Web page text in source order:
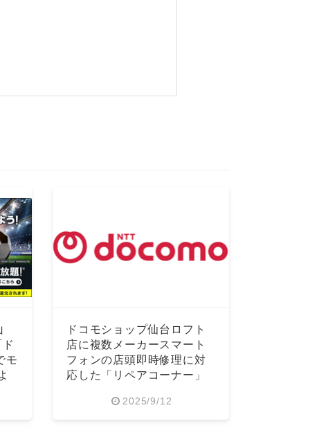
モ
ドコモショップ仙台ロフト
店に複数メーカースマート
フォンの店頭即時修理に対
応した「リペアコーナー」
2025/9/12